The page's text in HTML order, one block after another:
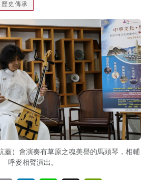
歷史傳承
蓋）會演奏有草原之魂美譽的馬頭琴，相輔
呼麥相聲演出。